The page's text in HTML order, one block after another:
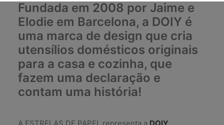
Fundada em 2008 por Jaime e
Elodie em Barcelona, ​​a DOIY é
uma marca de design que cria
utensílios domésticos originais
para a casa e cozinha, que
fazem uma declaração e
contam uma história!